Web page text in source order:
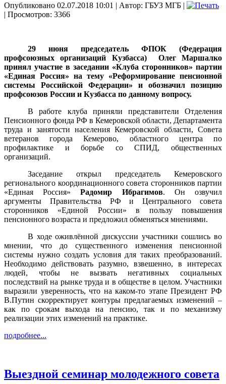
Опубликовано 02.07.2018 10:01 | Автор: ГБУЗ МГБ |
| Просмотров: 3366
29 июня председатель ФПОК (Федерация
профсоюзных организаций Кузбасса) Олег Маршалко
принял участие в заседании «Клуба сторонников» партии
«Единая Россия» на тему «Реформирование пенсионной
системы Российской Федерации» и обозначил позицию
профсоюзов России и Кузбасса по данному вопросу.
В работе клуба приняли представители Отделения
Пенсионного фонда РФ в Кемеровской области, Департамента
труда и занятости населения Кемеровской области, Совета
ветеранов города Кемерово, областного центра по
профилактике и борьбе со СПИД, общественных
организаций.
Заседание открыл председатель Кемеровского
регионального координационного совета сторонников партии
«Единая Россия»Радомир Ибрагимов. Он озвучил
аргументы Правительства РФ и Центрального совета
сторонников «Единой России» в пользу повышения
пенсионного возраста и предложил обменяться мнениями.
В ходе оживлённой дискуссии участники сошлись во
мнении, что до существенного изменения пенсионной
системы нужно создать условия для таких преобразований.
Необходимо действовать разумно, взвешенно, в интересах
людей, чтобы не вызвать негативных социальных
последствий на рынке труда и в обществе в целом. Участники
выразили уверенность, что на каком-то этапе Президент РФ
В.Путин скорректирует контуры предлагаемых изменений –
как по срокам выхода на пенсию, так и по механизму
реализации этих изменений на практике.
подробнее...
Выездной семинар молодежного совета